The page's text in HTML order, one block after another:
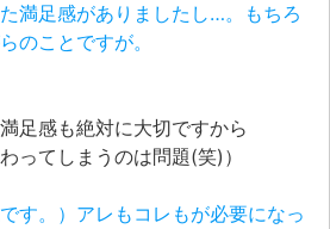
満足感がありましたし…。もちろ
のことですが。
足感も絶対に大切ですから
ってしまうのは問題(笑)）
す。）アレもコレもが必要になっ